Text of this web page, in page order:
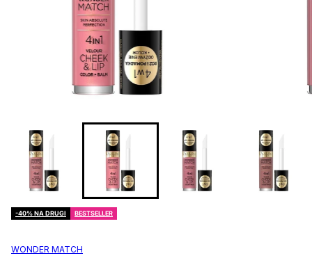
-40% NA DRUGI BESTSELLER
WONDER MATCH